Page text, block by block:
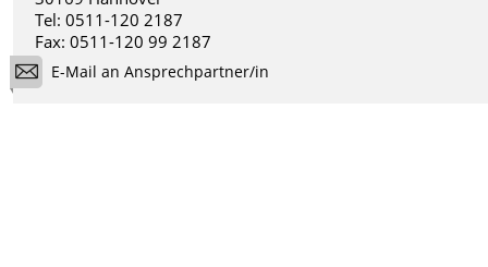
Tel: 0511-120 2187
Fax: 0511-120 99 2187
E-Mail an Ansprechpartner/in